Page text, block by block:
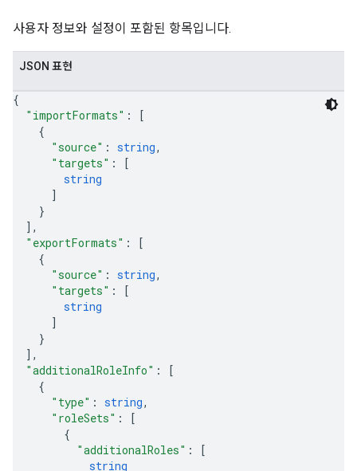
사용자 정보와 설정이 포함된 항목입니다.
JSON 표현
{
"importFormats" :
[
{
"source" : string,
"targets" :
[
string
]
}
] ,
"exportFormats" :
[
{
"source" : string,
"targets" :
[
string
]
}
] ,
"additionalRoleInfo" :
[
{
"type" : string,
"roleSets" :
[
{
"additionalRoles" :
[
string